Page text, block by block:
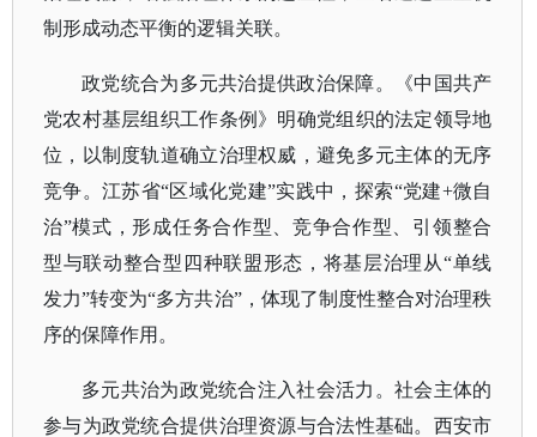
制形成动态平衡的逻辑关联。
政党统合为多元共治提供政治保障。《中国共产
党农村基层组织工作条例》明确党组织的法定领导地
位，以制度轨道确立治理权威，避免多元主体的无序
竞争。江苏省“区域化党建”实践中，探索“党建+微自
治”模式，形成任务合作型、竞争合作型、引领整合
型与联动整合型四种联盟形态，将基层治理从“单线
发力”转变为“多方共治”，体现了制度性整合对治理秩
序的保障作用。
多元共治为政党统合注入社会活力。社会主体的
参与为政党统合提供治理资源与合法性基础。西安市